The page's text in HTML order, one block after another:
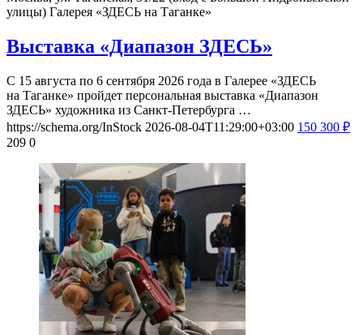
улицы) Галерея «ЗДЕСЬ на Таганке»
Выставка «Диапазон ЗДЕСЬ»
С 15 августа по 6 сентября 2026 года в Галерее «ЗДЕСЬ
на Таганке» пройдет персональная выставка «Диапазон
ЗДЕСЬ» художника из Санкт-Петербурга …
https://schema.org/InStock 2026-08-04T11:29:00+03:00 150 300 ₽
209 0